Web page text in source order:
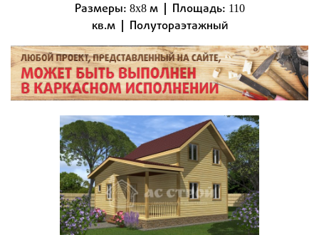
Размеры: 8x8м | Площадь: 110
кв.м | Полутораэтажный